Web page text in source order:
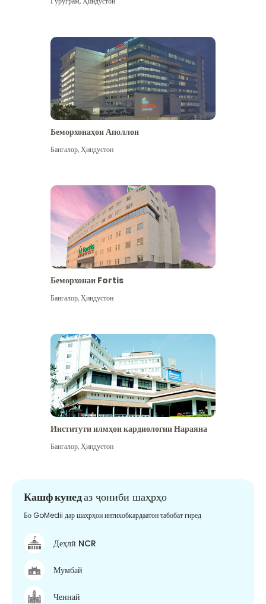
Бештар дидан
Беморхонаҳои Аполлон
Бангалор,Ҳиндустон
Беморхонаи Fortis
Бангалор,Ҳиндустон
Институти илмҳои кардиологии Нараяна
Бангалор,Ҳиндустон
Кашф кунедаз ҷониби шаҳрҳо
Бо GoMedii дар шаҳрҳои интихобкардаатон табобат гиред
Деҳлӣ NCR
Мумбай
Ченнай